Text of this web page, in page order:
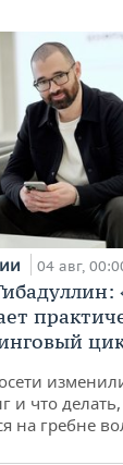
04 авг,
и что
на гребне